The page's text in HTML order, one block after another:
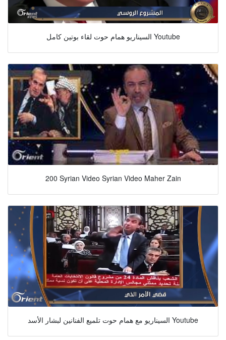
السيناريو همام حوت لقاء بوتين كامل Youtube
200 Syrian Video Syrian Video Maher Zain
السيناريو مع همام حوت تلميع الفنانين لبشار الأسد Youtube